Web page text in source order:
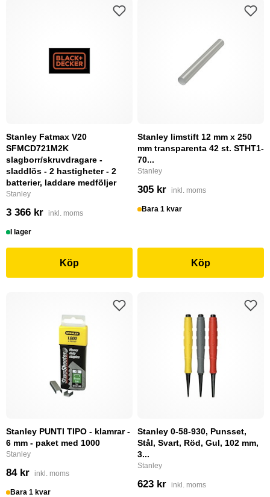
Stanley Fatmax V20
SFMCD721M2K
slagborr/skruvdragare -
sladdlös - 2 hastigheter - 2
batterier, laddare medföljer
Stanley
3 366 kr inkl. moms
I lager
Köp
Stanley limstift 12 mm x 250
mm transparenta 42 st. STHT1-
70...
Stanley
305 kr inkl. moms
Bara 1 kvar
Köp
Stanley PUNTI TIPO - klamrar -
6 mm - paket med 1000
Stanley
84 kr inkl. moms
Bara 1 kvar
Stanley 0-58-930, Punsset,
Stål, Svart, Röd, Gul, 102 mm,
3...
Stanley
623 kr inkl. moms